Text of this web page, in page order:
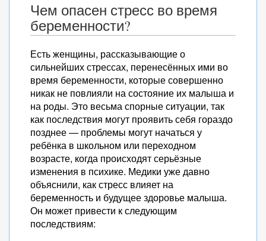
Чем опасен стресс во время
беременности?
Есть женщины, рассказывающие о
сильнейших стрессах, перенесённых ими во
время беременности, которые совершенно
никак не повлияли на состояние их малыша и
на роды. Это весьма спорные ситуации, так
как последствия могут проявить себя гораздо
позднее — проблемы могут начаться у
ребёнка в школьном или переходном
возрасте, когда происходят серьёзные
изменения в психике. Медики уже давно
объяснили, как стресс влияет на
беременность и будущее здоровье малыша.
Он может привести к следующим
последствиям: